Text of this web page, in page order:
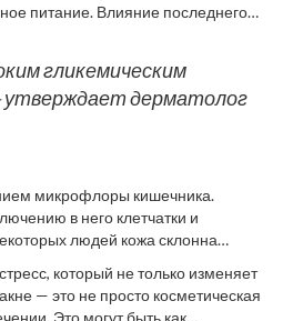
питание. Влияние последнего
гликемическим
утверждает дерматолог
микрофлоры кишечника.
в него клетчатки и
людей кожа склонна
который не только изменяет
— это не просто косметическая
Это могут быть как